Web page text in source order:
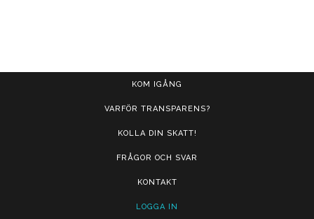
KOM IGÅNG
VARFÖR TRANSPARENS?
KOLLA DIN SKATT!
FRÅGOR OCH SVAR
KONTAKT
LOGGA IN